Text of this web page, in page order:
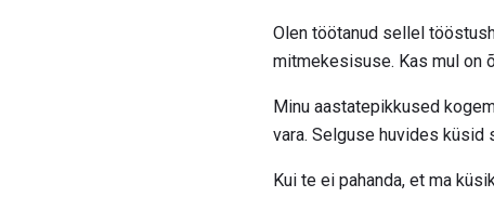
Olen töötanud sellel
mitmekesisuse. Kas mul on
Minu aastatepikkused
vara. Selguse huvides küsid
Kui te ei pahanda, et ma